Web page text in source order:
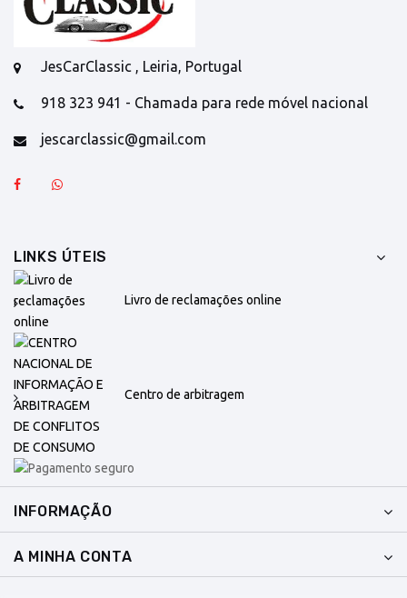
JesCarClassic , Leiria, Portugal
918 323 941 - Chamada para rede móvel nacional
jescarclassic@gmail.com
LINKS ÚTEIS
Livro de reclamações online
Centro de arbitragem
INFORMAÇÃO
A MINHA CONTA